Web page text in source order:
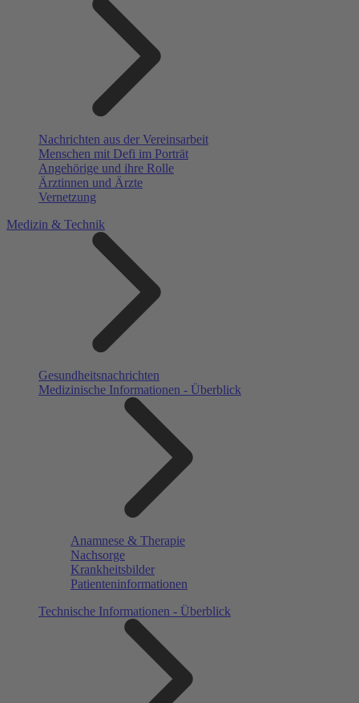
Nachrichten aus der Vereinsarbeit
Menschen mit Defi im Porträt
Angehörige und ihre Rolle
Ärztinnen und Ärzte
Vernetzung
Medizin & Technik
Gesundheitsnachrichten
Medizinische Informationen - Überblick
Anamnese & Therapie
Nachsorge
Krankheitsbilder
Patienteninformationen
Technische Informationen - Überblick